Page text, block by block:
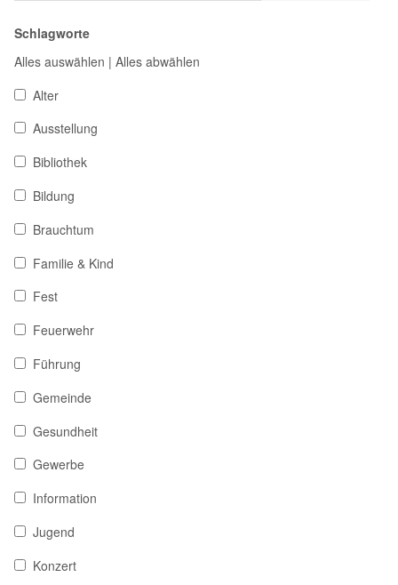
Schlagworte
Alles auswählen | Alles abwählen
Alter
Ausstellung
Bibliothek
Bildung
Brauchtum
Familie & Kind
Fest
Feuerwehr
Führung
Gemeinde
Gesundheit
Gewerbe
Information
Jugend
Konzert